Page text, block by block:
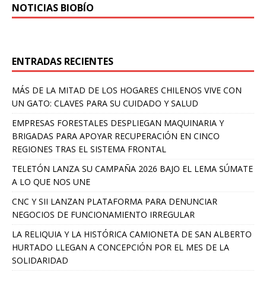
NOTICIAS BIOBÍO
ENTRADAS RECIENTES
MÁS DE LA MITAD DE LOS HOGARES CHILENOS VIVE CON
UN GATO: CLAVES PARA SU CUIDADO Y SALUD
EMPRESAS FORESTALES DESPLIEGAN MAQUINARIA Y
BRIGADAS PARA APOYAR RECUPERACIÓN EN CINCO
REGIONES TRAS EL SISTEMA FRONTAL
TELETÓN LANZA SU CAMPAÑA 2026 BAJO EL LEMA SÚMATE
A LO QUE NOS UNE
CNC Y SII LANZAN PLATAFORMA PARA DENUNCIAR
NEGOCIOS DE FUNCIONAMIENTO IRREGULAR
LA RELIQUIA Y LA HISTÓRICA CAMIONETA DE SAN ALBERTO
HURTADO LLEGAN A CONCEPCIÓN POR EL MES DE LA
SOLIDARIDAD